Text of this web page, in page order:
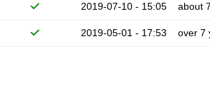
2019-07-10 - 15:05 about
2019-05-01 - 17:53 over 7